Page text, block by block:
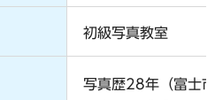
初級写真教室
写真歴28年（富士